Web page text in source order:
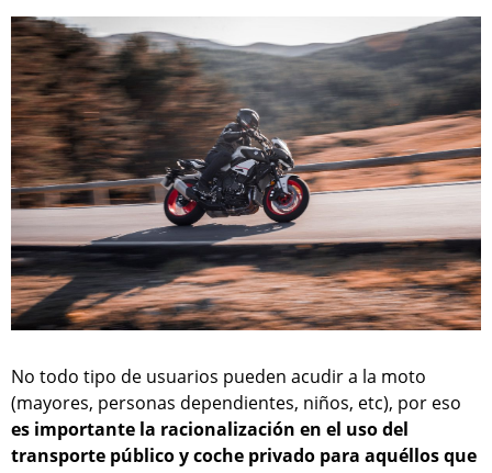
No todo tipo de usuarios pueden acudir a la moto
(mayores, personas dependientes, niños, etc), por eso
es importante la racionalización en el uso del
transporte público y coche privado para aquéllos que